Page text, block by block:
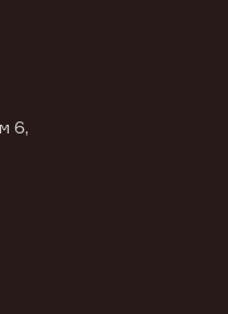
6,